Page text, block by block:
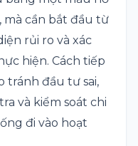
mà cần bắt đầu từ
rủi ro và xác
hiện. Cách tiếp
tránh đầu tư sai,
và kiểm soát chi
đi vào hoạt